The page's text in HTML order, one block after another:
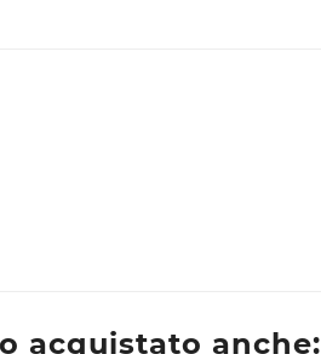
acquistato anche: